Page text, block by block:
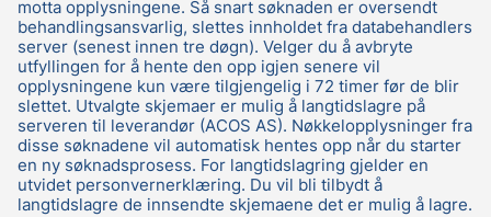
motta opplysningene. Så snart søknaden er oversendt
behandlingsansvarlig, slettes innholdet fra databehandlers
server (senest innen tre døgn). Velger du å avbryte
utfyllingen for å hente den opp igjen senere vil
opplysningene kun være tilgjengelig i 72 timer før de blir
slettet. Utvalgte skjemaer er mulig å langtidslagre på
serveren til leverandør (ACOS AS). Nøkkelopplysninger fra
disse søknadene vil automatisk hentes opp når du starter
en ny søknadsprosess. For langtidslagring gjelder en
utvidet personvernerklæring. Du vil bli tilbydt å
langtidslagre de innsendte skjemaene det er mulig å lagre.